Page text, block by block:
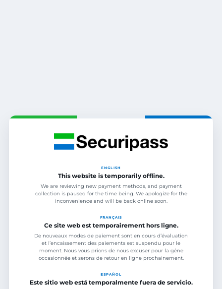
ENGLISH
This website is temporarily offline.
We are reviewing new payment methods, and payment
collection is paused for the time being. We apologize for the
inconvenience and will be back online soon.
FRANÇAIS
Ce site web est temporairement hors ligne.
De nouveaux modes de paiement sont en cours d’évaluation
et l’encaissement des paiements est suspendu pour le
moment. Nous vous prions de nous excuser pour la gêne
occasionnée et serons de retour en ligne prochainement.
ESPAÑOL
Este sitio web está temporalmente fuera de servicio.